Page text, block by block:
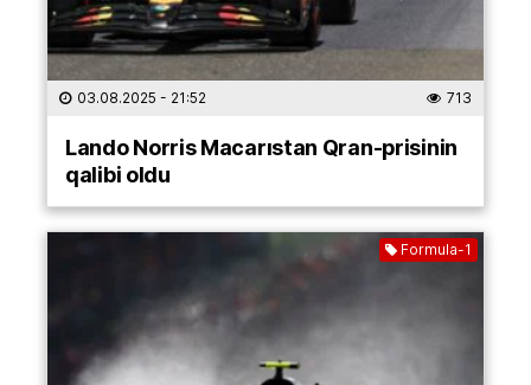
03.08.2025 - 21:52 713
Lando Norris Macarıstan Qran-prisinin
qalibi oldu
Formula-1